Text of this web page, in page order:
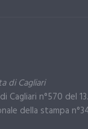
di Cagliari
Cagliari n°570 del
della stampa